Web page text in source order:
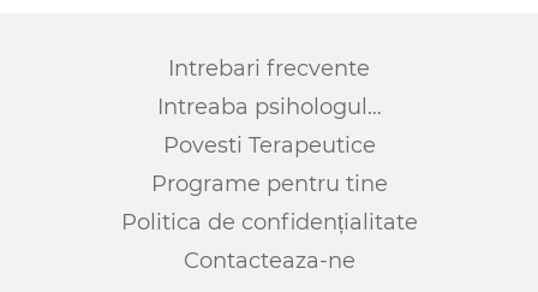
Intrebari frecvente
Intreaba psihologul…
Povesti Terapeutice
Programe pentru tine
Politica de confidențialitate
Contacteaza-ne